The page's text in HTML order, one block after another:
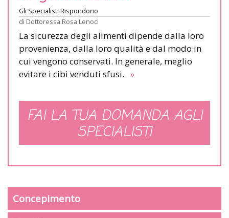
Gli Specialisti Rispondono
di Dottoressa Rosa Lenoci
La sicurezza degli alimenti dipende dalla loro
provenienza, dalla loro qualità e dal modo in
cui vengono conservati. In generale, meglio
evitare i cibi venduti sfusi. »
FAI LA TUA DOMANDA AGLI
SPECIALISTI
Concepimento